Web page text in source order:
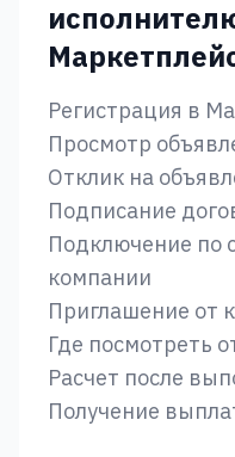
Регистрация в
Просмотр
Отклик на
Подписание
Подключение по
компании
Приглашение от
Где посмотреть
Расчет после
Получение